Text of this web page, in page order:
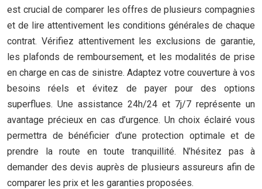
est crucial de comparer les offres de plusieurs compagnies
et de lire attentivement les conditions générales de chaque
contrat. Vérifiez attentivement les exclusions de garantie,
les plafonds de remboursement, et les modalités de prise
en charge en cas de sinistre. Adaptez votre couverture à vos
besoins réels et évitez de payer pour des options
superflues. Une assistance 24h/24 et 7j/7 représente un
avantage précieux en cas d’urgence. Un choix éclairé vous
permettra de bénéficier d’une protection optimale et de
prendre la route en toute tranquillité. N’hésitez pas à
demander des devis auprès de plusieurs assureurs afin de
comparer les prix et les garanties proposées.